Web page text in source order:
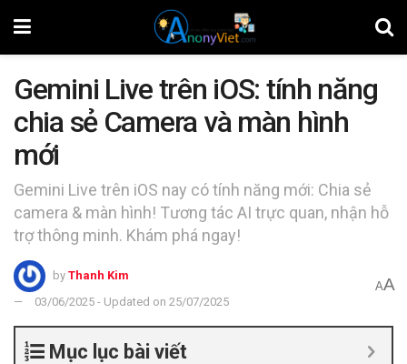
Gemini Live trên iOS: tính năng
chia sẻ Camera và màn hình
mới
Gemini Live trên iOS nay có tính năng mới: Chia sẻ
camera & màn hình! Tương tác AI trực quan, nhận hỗ
trợ thông minh. Khám phá ngay!
by Thanh Kim
03/06/2025 - Updated on 25/07/2025
AA
Mục lục bài viết